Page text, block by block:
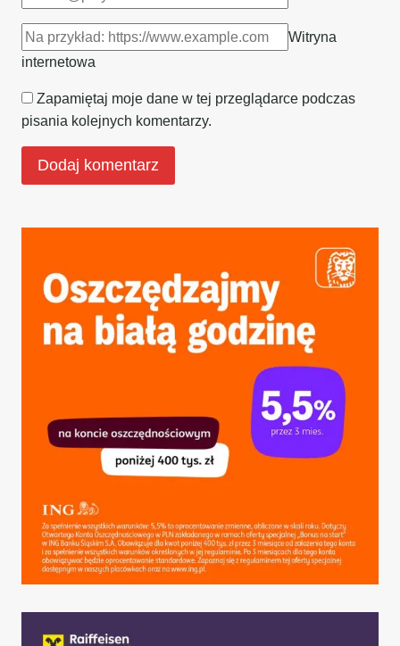
Witryna
internetowa
Zapamiętaj moje dane w tej przeglądarce podczas
pisania kolejnych komentarzy.